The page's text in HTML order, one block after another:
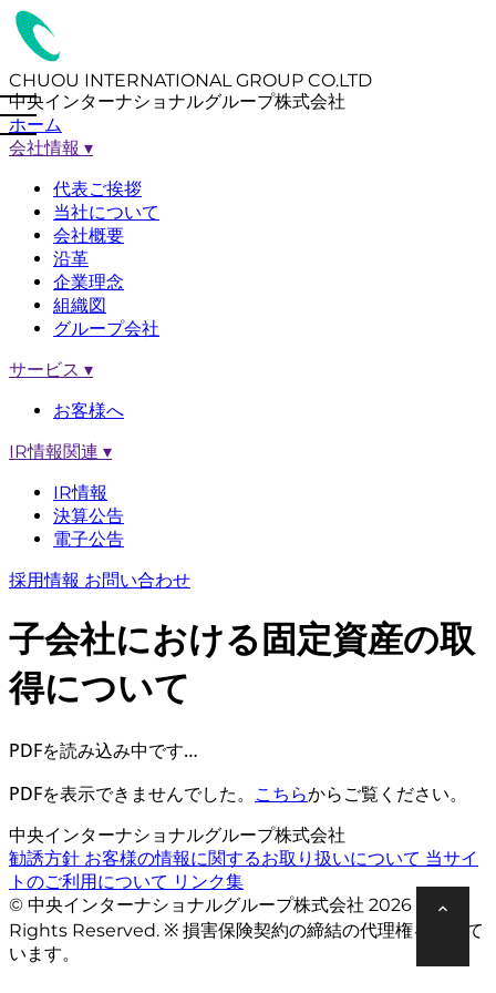
CHUOU INTERNATIONAL GROUP CO.LTD
中央インターナショナルグループ株式会社
ホーム
会社情報 ▾
代表ご挨拶
当社について
会社概要
沿革
企業理念
組織図
グループ会社
サービス ▾
お客様へ
IR情報関連 ▾
IR情報
決算公告
電子公告
採用情報 お問い合わせ
子会社における固定資産の取
得について
PDFを読み込み中です…
PDFを表示できませんでした。 こちらからご覧ください。
中央インターナショナルグループ株式会社
勧誘方針 お客様の情報に関するお取り扱いについて 当サイ
トのご利用について リンク集
© 中央インターナショナルグループ株式会社 2026 All
Rights Reserved. ※ 損害保険契約の締結の代理権を有して
います。